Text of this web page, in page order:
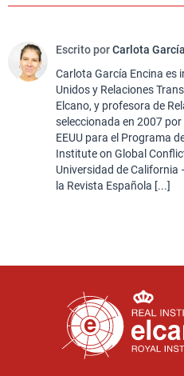
Escrito porCarlota
Carlota García Encina es
Unidos y Relaciones
Elcano, y profesora de
seleccionada en 2007
EEUU para el Programa
Institute on Global
Universidad de California
la Revista Española [...]